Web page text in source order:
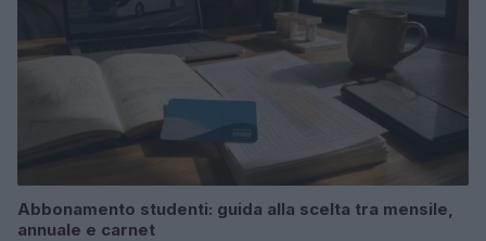
Abbonamento studenti: guida alla scelta tra mensile,
annuale e carnet